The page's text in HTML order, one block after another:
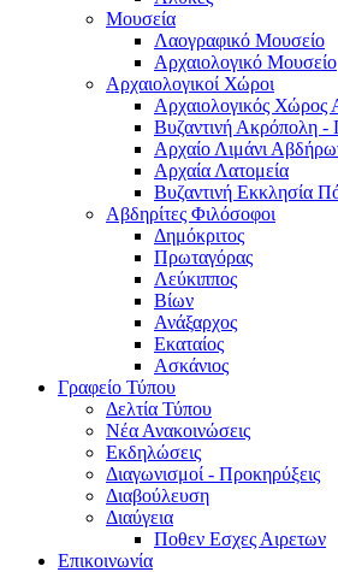
Μουσεία
Λαογραφικό Μουσείο
Αρχαιολογικό Μουσείο
Αρχαιολογικοί Χώροι
Αρχαιολογικός Χώρος
Βυζαντινή Ακρόπολη -
Αρχαίο Λιμάνι
Αρχαία Λατομεία
Βυζαντινή Εκκλησία
Αβδηρίτες Φιλόσοφοι
Δημόκριτος
Πρωταγόρας
Λεύκιππος
Βίων
Ανάξαρχος
Εκαταίος
Ασκάνιος
Γραφείο Τύπου
Δελτία Τύπου
Νέα Ανακοινώσεις
Εκδηλώσεις
Διαγωνισμοί - Προκηρύξεις
Διαβούλευση
Διαύγεια
Ποθεν Εσχες Αιρετων
Επικοινωνία